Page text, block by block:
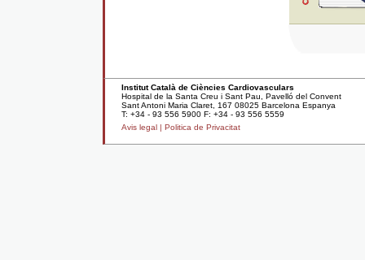
Institut Català de Ciències Cardiovasculars
Hospital de la Santa Creu i Sant Pau, Pavelló del Convent
Sant Antoni Maria Claret, 167 08025 Barcelona Espanya
T: +34 - 93 556 5900 F: +34 - 93 556 5559
Avis legal | Politica de Privacitat